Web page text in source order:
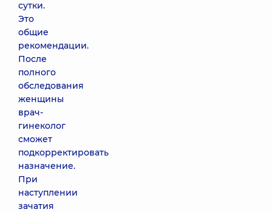
сутки.
Это
общие
рекомендации.
После
полного
обследования
женщины
врач-
гинеколог
сможет
подкорректировать
назначение.
При
наступлении
зачатия